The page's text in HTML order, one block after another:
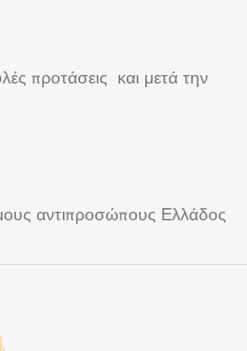
προτάσεις και μετά την
αντιπροσώπους Ελλάδος